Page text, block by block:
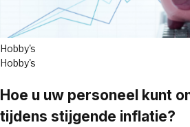
Hobby's
Hobby's
Hoe u uw personeel kunt
tijdens stijgende inflatie?